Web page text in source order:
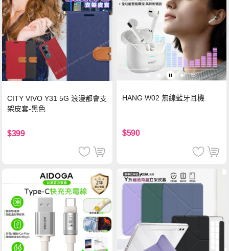
CITY VIVO Y31 5G 浪漫都會支
架皮套-黑色
$399
HANG W02 無線藍牙耳機
$590